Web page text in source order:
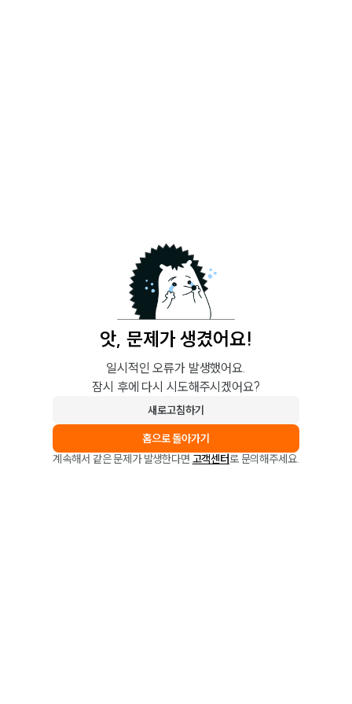
앗, 문제가 생겼어요!
일시적인 오류가 발생했어요.
잠시 후에 다시 시도해주시겠어요?
새로고침하기
홈으로 돌아가기
계속해서 같은 문제가 발생한다면 고객센터로 문의해주세요.